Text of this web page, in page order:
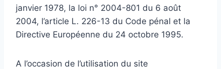
janvier 1978, la loi n° 2004-801 du 6 août
2004, l’article L. 226-13 du Code pénal et la
Directive Européenne du 24 octobre 1995.
A l’occasion de l’utilisation du site